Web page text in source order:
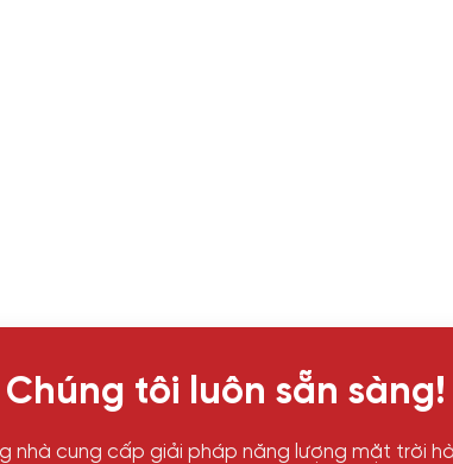
tôi luôn sẵn sàng!
nhà cung cấp giải pháp năng lượng mặt trời